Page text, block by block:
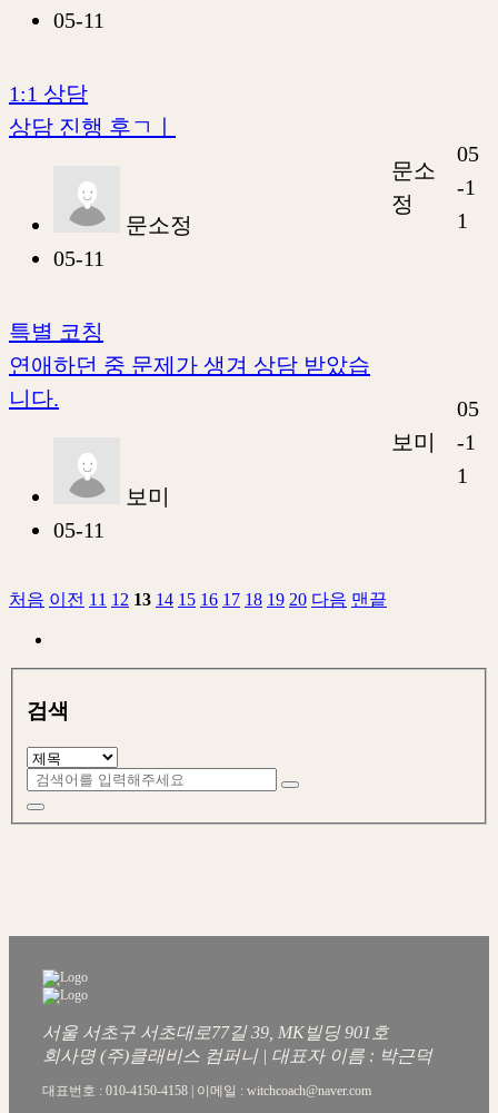
05-11
1:1 상담
상담 진행 후ㄱㅣ
문소정
05-11
문소
정
05
-1
1
특별 코칭
연애하던 중 문제가 생겨 상담 받았습
니다.
보미
05-11
보미
05
-1
1
처음 이전 11 12 13 14 15 16 17 18 19 20 다음 맨끝
검색
서울 서초구 서초대로77길 39, MK빌딩 901호
회사명 (주)클래비스 컴퍼니 | 대표자 이름 : 박근덕
대표번호 : 010-4150-4158 | 이메일 : witchcoach@naver.com